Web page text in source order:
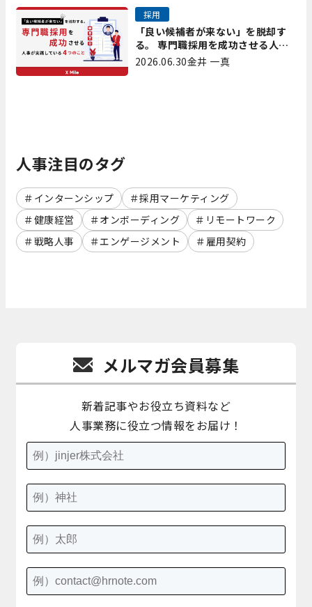
「良い候補者が来ない」を脱却す
る。 専門職採用を成功させる人事
が実践している4つのこと
採用
2026.06.30金井 一真
人事注目のタグ
インターンシップ
採用マーケティング
健康経営
オンボーディング
リモートワーク
戦略人事
エンゲージメント 雇用契約
メルマガ会員募集
新着記事やお役立ち資料など
人事業務に役立つ情報をお届け！